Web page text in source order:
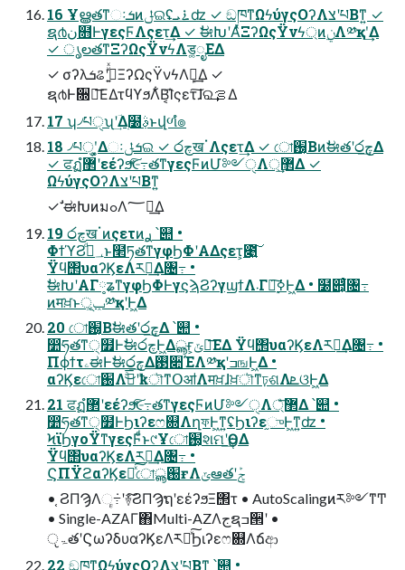
16 Ұൠతͳઃܭͷݪଇʢ࠶ܝʣ ✓ ඞཁͳΩϟύγςΟʔΛצʹཔΒͳ͍ ✓
ຊ൪ن໛ͰγεςϜΛςετ͢Δ ✓ ࣗಈԽʹΑͬͯΞʔΩςΫνϟ্ͷ࣮ݧΛ༰қʹ͢Δ
✓ ൃలతͳΞʔΩςΫνϟΛड͚ೖΕΔ
✓ σʔλܭଌʹج͍ͮͯΞʔΩςΫνϟΛܾఆ͢Δ ✓
ຊ൪Ͱ૝ఆ͞ΕΔτϥϒϧΛ͋Β͔͡Ίςετ͠ɺରࡦ͢Δ
17 ʮ৴པੑʯʹؔ͢Δ࣭໰ࣄ߲ͱվળํ๏
18 ৴པੑʹ͓͚Δઃܭݪଇ ✓ ෮چखॱΛςετ͢Δ ✓ ো֐͔Βͷࣗಈతʹ෮چ͢Δ
✓ ਫฏํ޲ʹεέʔϧͯ͠૯߹తͳγεςϜͷՄ༻ੑΛ޲্͢Δ ✓
ΩϟύγςΟʔΛצʹཔΒͳ͍
✓ ࣗಈԽͷมߋΛ؅ཧ͢Δ
19 ෮چखॱͷςετͷ࣮ࢪ ՝୊ •
ΦϯϓϨ؀ڥͩͱ໢ཏతͳγφϦΦʹΑΔςετ͕೉͍͠
Ϋϥ΢υαʔϏεΛར༻͢Δ৔߹ •
ࣗಈԽʹΑΓ༷ʑͳγφϦΦͰγϛϡϨʔγϣϯΛ܁Γฦ࣮͠ߦͰ͖Δ • ໰୊͕͋ͬͨ৔߹
ͷमਖ਼ͱݕূ͕༰қʹͰ͖Δ
20 ো֐͔Βࣗಈతʹ෮چ͢Δ ՝୊ •
෺ཧతͳ੍໿Ͱࣗಈ෮چͰ͖Δൣғ͕ݶఆ͞ΕΔ Ϋϥ΢υαʔϏεΛར༻͢Δ৔߹ •
ΠϕϯτۦಈͰࣗಈ෮چ͢Δ࢓૊ΈΛ༰қʹߏஙͰ͖Δ •
αʔϏεো֐Λىͣ͜͞ʹҟৗͳՕॴΛमਖ਼ɺਖ਼ৗͳঢ়ଶΛܧଓͰ͖Δ
21 ਫฏํ޲ʹεέʔϧͯ͠૯߹తͳγεςϜͷՄ༻ੑΛ޲্ͤ͞Δ ՝୊ •
෺ཧతͳ੍໿ͰϦιʔεෆ଍ΛղফͰ͖ͳ͍ʢϦιʔε֦ுͰ͖ͳ͍ʣ •
ϞϊϦγοΫͳγεςϜͩͱ୯Ұো֐͕શମʹӨڹ͢Δ
Ϋϥ΢υαʔϏεΛར༻͢Δ৔߹ •
ϚΠΫϩαʔϏεԽͯ͠ো֐ൣғΛݶఆతʹܰݮ
• ֤ϨΠϠΛૄ݁߹ʹ࿈݁͠ϨΠϠຖʹεέʔϧΞ΢τ • AutoScalingͷར༻ͳͲ
• Single-AZΑΓ΋Multi-AZΛجຊߏ੒ʹ •
ੵۃతʹϚωʔδυαʔϏεΛར༻ͯ͠Ϧιʔεෆ଍Λճආ
22 ඞཁͳΩϟύγςΟʔΛצʹཔΒͳ͍ ՝୊ •